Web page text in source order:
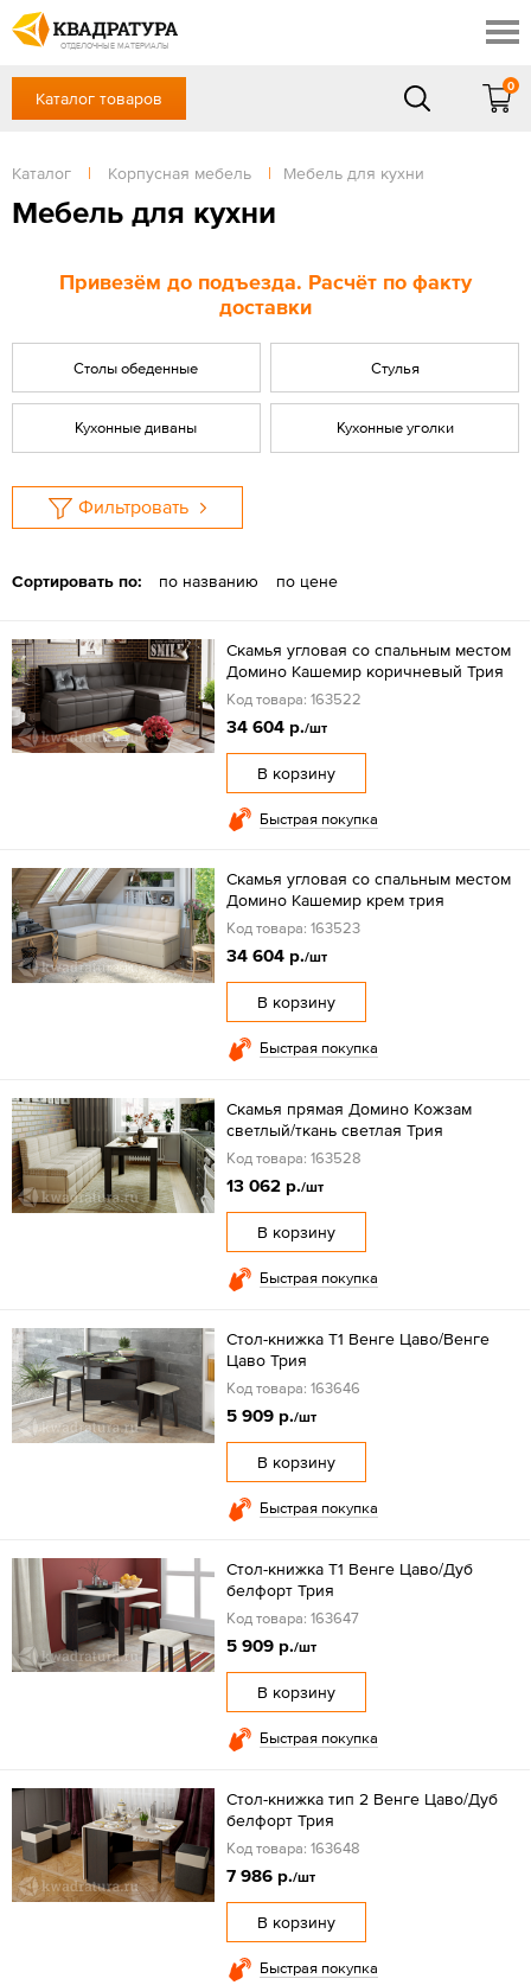
ОТДЕЛОЧНЫЕ МАТЕРИАЛЫ
Профи
Доставка и оплата
Готовые решения
Акции
Отзывы
+7 (3822) 48-94-10
Сб, Вс — выходной
ЗАКАЗАТЬ ЗВОНОК
Каталог товаров
0
Каталог | Корпусная мебель | Мебель для кухни
Мебель для кухни
Привезём до подъезда. Расчёт по факту
доставки
Столы обеденные Стулья
Кухонные диваны Кухонные уголки
Фильтровать
Сортировать по: по названию по цене
Скамья угловая со спальным местом
Домино Кашемир коричневый Трия
Код товара: 163522
34 604 р./шт
В корзину
Быстрая покупка
Скамья угловая со спальным местом
Домино Кашемир крем трия
Код товара: 163523
34 604 р./шт
В корзину
Быстрая покупка
Скамья прямая Домино Кожзам
светлый/ткань светлая Трия
Код товара: 163528
13 062 р./шт
В корзину
Быстрая покупка
Стол-книжка Т1 Венге Цаво/Венге
Цаво Трия
Код товара: 163646
5 909 р./шт
В корзину
Быстрая покупка
Стол-книжка Т1 Венге Цаво/Дуб
белфорт Трия
Код товара: 163647
5 909 р./шт
В корзину
Быстрая покупка
Стол-книжка тип 2 Венге Цаво/Дуб
белфорт Трия
Код товара: 163648
7 986 р./шт
В корзину
Быстрая покупка